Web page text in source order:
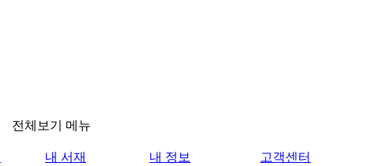
전체보기 메뉴
내 서재
내 정보
고객센터